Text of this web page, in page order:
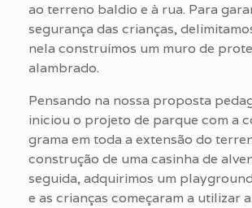
ao terreno baldio e à rua. Para
segurança das crianças,
nela construímos um muro de
alambrado.
Pensando na nossa proposta
iniciou o projeto de parque com a
grama em toda a extensão do
construção de uma casinha de
seguida, adquirimos um
e as crianças começaram a utilizar